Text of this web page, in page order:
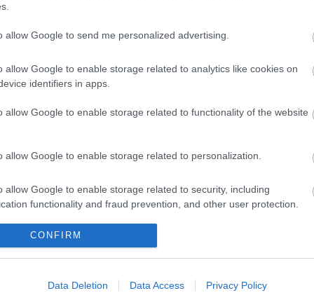
allow Google to send me personalized advertising.
allow Google to enable storage related to analytics like cookies on
identifiers in apps.
allow Google to enable storage related to functionality of the website
allow Google to enable storage related to personalization.
allow Google to enable storage related to security, including
functionality and fraud prevention, and other user protection.
CONFIRM
Data Deletion Data Access Privacy Policy
LIVE: la cuenta atrás de la jornada 18 Comunio
viernes arranca una nueva jornada de LaLiga Santander.
de la jornada 18 en nuestra cuenta atrás.
– Betis: las posibles alineaciones
enero 2021 PorJesus Gallo|
jornada 18 de LaLiga arranca el viernes 8 de enero. ¿Quién
en el Huesca? ¿Con qué alineación saldrá el Betis? A
las posibles alineaciones.